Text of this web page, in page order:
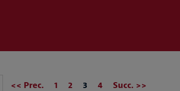
<< Prec. 1 2 Pagina
3 4 Succ. >>